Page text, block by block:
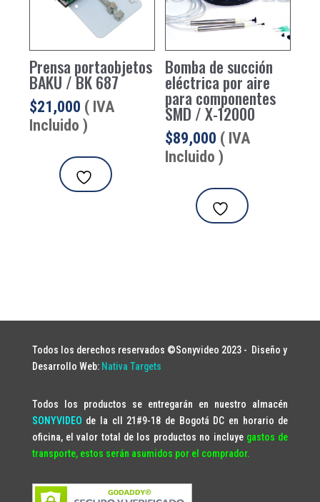
Prensa portaobjetos
BAKU / BK 687
$21,000 ( IVA
Incluido )
Bomba de succión
eléctrica por aire
para componentes
SMD / X-12000
$89,000 ( IVA
Incluido )
Todos los derechos reservados ©Sonyvideo 2023 - Diseño y
Desarrollo Web: Nativa Targets
Todos los productos se entregarán en nuestro almacén
SONYVIDEO de la cll 21#9-18 de Bogotá DC en horario de
oficina, el valor total de los productos no incluye gastos de
transporte, estos serán asumidos por el comprador.